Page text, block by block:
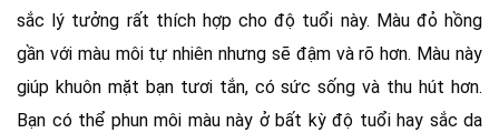
sắc lý tưởng rất thích hợp cho độ tuổi này. Màu đỏ hồng
gần với màu môi tự nhiên nhưng sẽ đậm và rõ hơn. Màu này
giúp khuôn mặt bạn tươi tắn, có sức sống và thu hút hơn.
Bạn có thể phun môi màu này ở bất kỳ độ tuổi hay sắc da